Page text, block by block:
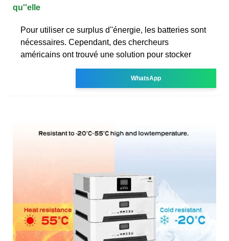
qu''elle
Pour utiliser ce surplus d''énergie, les batteries sont
nécessaires. Cependant, des chercheurs
américains ont trouvé une solution pour stocker
WhatsApp